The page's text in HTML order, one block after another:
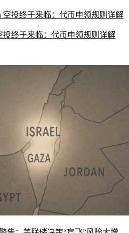
投终于来临：代币申领规则详解